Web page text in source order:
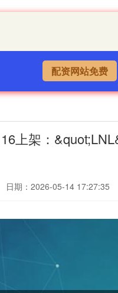
配资网站免费
上架：
日期：2026-05-14 17:27:35